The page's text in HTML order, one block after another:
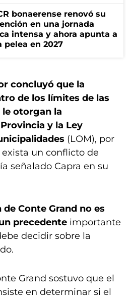
bonaerense renovó su
en una jornada
intensa y ahora apunta a
pelea en 2027
concluyó que la
de los límites de las
otorgan la
y la Ley
(LOM), por
un conflicto de
señalado Capra en su
Conte Grand no es
precedente importante
decidir sobre la
Grand sostuvo que el
en determinar si el